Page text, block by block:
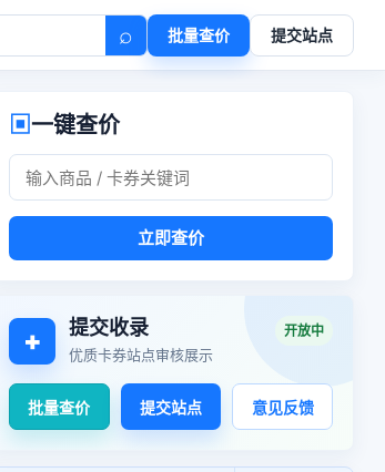
⌕ 批量查价 提交站点
▣一键查价
立即查价
+ 提交收录
优质卡券站点审核展示
开放中
批量查价 提交站点 意见反馈